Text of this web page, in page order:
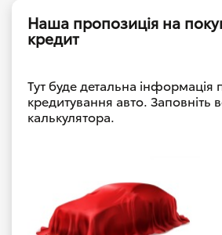
Наша пропозиція на
кредит
Тут буде детальна інформація
кредитування авто. Заповніть
калькулятора.